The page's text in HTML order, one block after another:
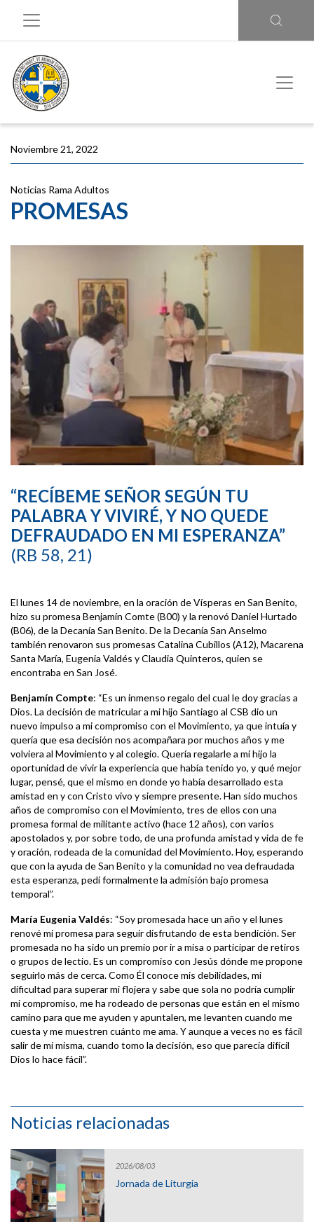
Noviembre 21, 2022
Noticias Rama Adultos
PROMESAS
“RECÍBEME SEÑOR SEGÚN TU
PALABRA Y VIVIRÉ, Y NO QUEDE
DEFRAUDADO EN MI ESPERANZA”
(RB 58, 21)
El lunes 14 de noviembre, en la oración de Vísperas en San Benito,
hizo su promesa Benjamín Comte (B00) y la renovó Daniel Hurtado
(B06), de la Decanía San Benito. De la Decanía San Anselmo
también renovaron sus promesas Catalina Cubillos (A12), Macarena
Santa María, Eugenia Valdés y Claudia Quinteros, quien se
encontraba en San José.
Benjamín Compte: “Es un inmenso regalo del cual le doy gracias a
Dios. La decisión de matricular a mi hijo Santiago al CSB dio un
nuevo impulso a mi compromiso con el Movimiento, ya que intuía y
quería que esa decisión nos acompañara por muchos años y me
volviera al Movimiento y al colegio. Quería regalarle a mi hijo la
oportunidad de vivir la experiencia que había tenido yo, y qué mejor
lugar, pensé, que el mismo en donde yo había desarrollado esta
amistad en y con Cristo vivo y siempre presente. Han sido muchos
años de compromiso con el Movimiento, tres de ellos con una
promesa formal de militante activo (hace 12 años), con varios
apostolados y, por sobre todo, de una profunda amistad y vida de fe
y oración, rodeada de la comunidad del Movimiento. Hoy, esperando
que con la ayuda de San Benito y la comunidad no vea defraudada
esta esperanza, pedí formalmente la admisión bajo promesa
temporal”.
María Eugenia Valdés: “Soy promesada hace un año y el lunes
renové mi promesa para seguir disfrutando de esta bendición. Ser
promesada no ha sido un premio por ir a misa o participar de retiros
o grupos de lectio. Es un compromiso con Jesús dónde me propone
seguirlo más de cerca. Como Él conoce mis debilidades, mi
dificultad para superar mi flojera y sabe que sola no podría cumplir
mi compromiso, me ha rodeado de personas que están en el mismo
camino para que me ayuden y apuntalen, me levanten cuando me
cuesta y me muestren cuánto me ama. Y aunque a veces no es fácil
salir de mí misma, cuando tomo la decisión, eso que parecía difícil
Dios lo hace fácil”.
Noticias relacionadas
2026/08/03
Jornada de Liturgia